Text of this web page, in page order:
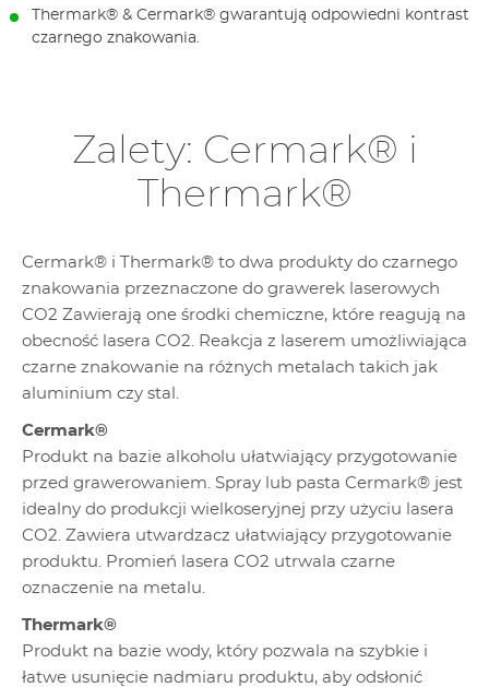
Thermark® & Cermark® gwarantują odpowiedni kontrast
czarnego znakowania.
Zalety: Cermark® i
Thermark®
Cermark® i Thermark® to dwa produkty do czarnego
znakowania przeznaczone do grawerek laserowych
CO2 Zawierają one środki chemiczne, które reagują na
obecność lasera CO2. Reakcja z laserem umożliwiająca
czarne znakowanie na różnych metalach takich jak
aluminium czy stal.
Cermark®
Produkt na bazie alkoholu ułatwiający przygotowanie
przed grawerowaniem. Spray lub pasta Cermark® jest
idealny do produkcji wielkoseryjnej przy użyciu lasera
CO2. Zawiera utwardzacz ułatwiający przygotowanie
produktu. Promień lasera CO2 utrwala czarne
oznaczenie na metalu.
Thermark®
Produkt na bazie wody, który pozwala na szybkie i
łatwe usunięcie nadmiaru produktu, aby odsłonić